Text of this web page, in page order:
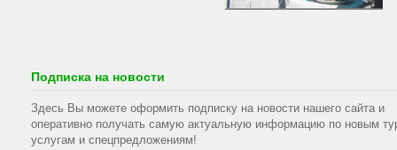
Подписка на новости
Здесь Вы можете оформить подписку на новости нашего сайта и
оперативно получать самую актуальную информацию по новым
услугам и спецпредложениям!